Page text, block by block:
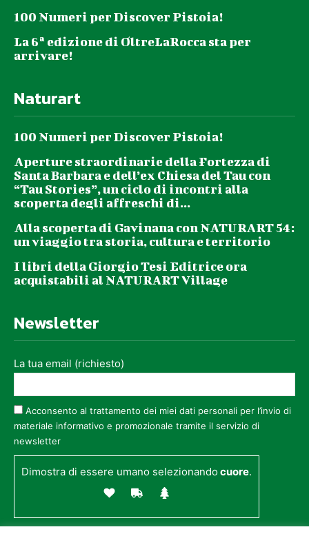
100 Numeri per Discover Pistoia!
La 6ª edizione di OltreLaRocca sta per
arrivare!
Naturart
100 Numeri per Discover Pistoia!
Aperture straordinarie della Fortezza di
Santa Barbara e dell’ex Chiesa del Tau con
“Tau Stories”, un ciclo di incontri alla
scoperta degli affreschi di...
Alla scoperta di Gavinana con NATURART 54:
un viaggio tra storia, cultura e territorio
I libri della Giorgio Tesi Editrice ora
acquistabili al NATURART Village
Newsletter
La tua email (richiesto)
Acconsento al trattamento dei miei dati personali per l’invio di
materiale informativo e promozionale tramite il servizio di
newsletter
Dimostra di essere umano selezionandocuore.